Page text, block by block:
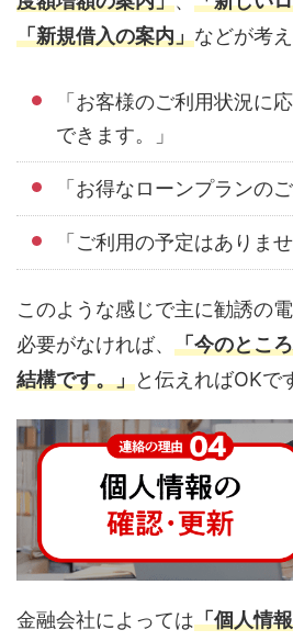
「新規借入の案内」などが考え
「お客様のご利用状況に
できます。」
「お得なローンプランの
「ご利用の予定はありませ
このような感じで主に勧誘の
必要がなければ、 「今のとこ
結構です。」と伝えればOKで
金融会社によっては「個人情